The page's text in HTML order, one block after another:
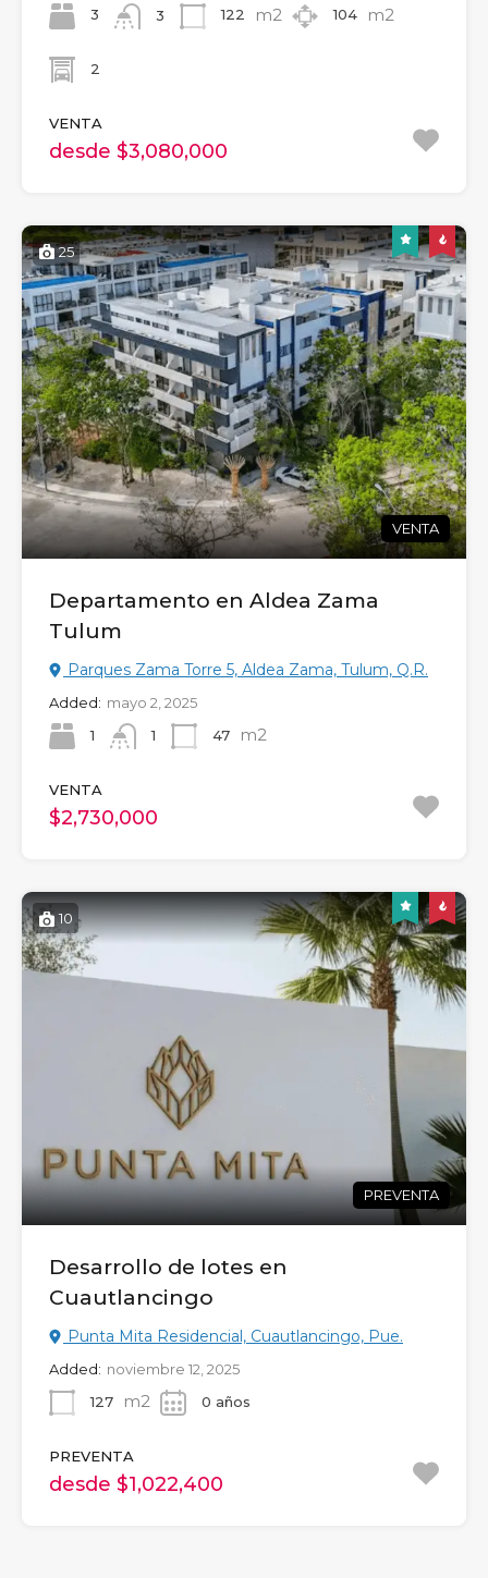
3
3 122 m2 104 m2
2
VENTA
desde $3,080,000
25
VENTA
Departamento en Aldea Zama
Tulum
Parques Zama Torre 5, Aldea Zama, Tulum, Q.R.
Added: mayo 2, 2025
1
1 47 m2
VENTA
$2,730,000
10
PREVENTA
Desarrollo de lotes en
Cuautlancingo
Punta Mita Residencial, Cuautlancingo, Pue.
Added: noviembre 12, 2025
127
m2 0 años
PREVENTA
desde $1,022,400